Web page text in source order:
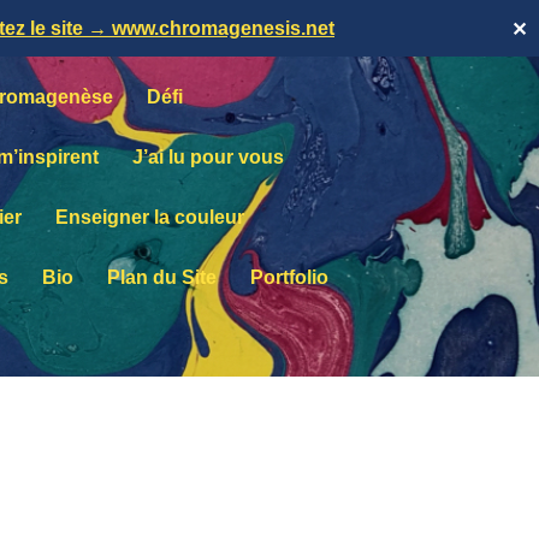
le site → www.chromagenesis.net ✕
Défi
m’inspirent J’ai lu pour vous
Enseigner la couleur
Bio Plan du Site Portfolio